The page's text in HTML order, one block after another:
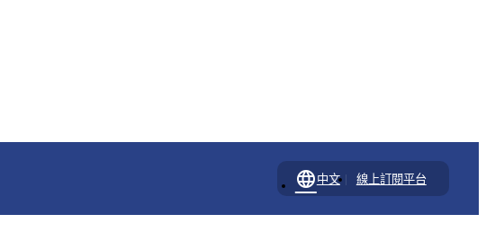
language 中文 | 線上訂閱平台